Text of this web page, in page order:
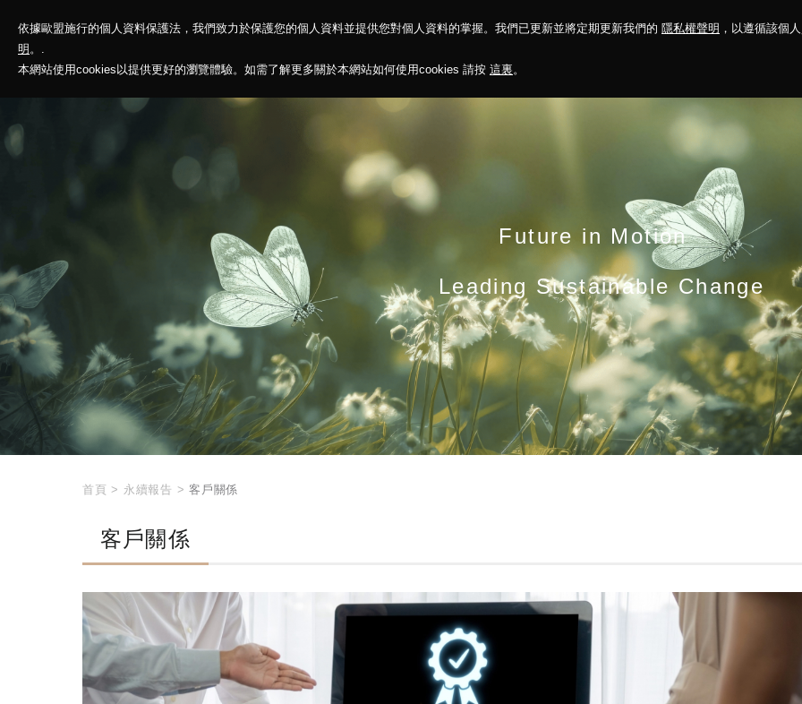
依據歐盟施行的個人資料保護法，我們致力於保護您的個人資料並提供您對個人資料的掌握。我們已更新並將定期更新我們的 隱私權聲明 ，以遵循該個
明 。.
本網站使用cookies以提供更好的瀏覽體驗。如需了解更多關於本網站如何使用cookies 請按 這裏。
神基投控 解決方案 永續報告 投資人關係 菁英招募 最新消息
Future in Motion
Leading Sustainable Change
首頁 > 永續報告 > 客戶關係
客戶關係